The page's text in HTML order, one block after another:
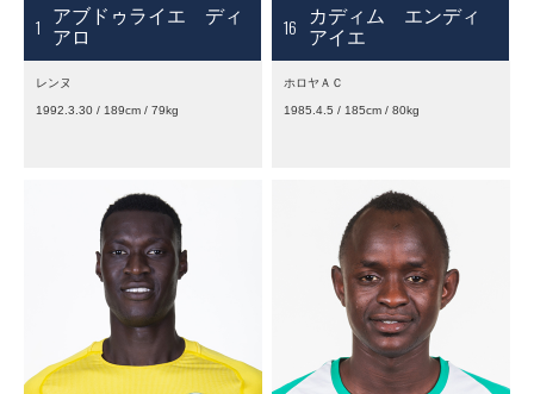
1
アブドゥライエ ディ
アロ
レンヌ
1992.3.30 / 189cm / 79kg
16
カディム エンディ
アイエ
ホロヤＡＣ
1985.4.5 / 185cm / 80kg